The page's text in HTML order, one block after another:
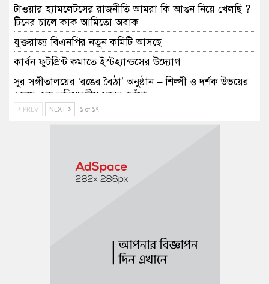
টাওয়ার হ্যামলেটসের রাজনীতি আমরা কি আগুন নিয়ে খেলছি ?
টিনের চালে কাক আমিতো অবাক
যুক্তরাজ্য বিএনপির নতুন কমিটি আসছে
কার্বন ফুটপ্রিন্ট কমাতে ইস্টহ্যান্ডসের উদ্যোগ
​সুর সঙ্গীতালয়ের ‘রঙের বৈঠা’ অনুষ্ঠান – শিল্পী ও দর্শক উভয়ের
হৃদয়ে এক অবিস্মরণীয় সুরের ছোঁয়া
ম্যানচেস্টার শাহজালাল মসজিদের নির্বাচনে আনসার উদ্দিন
PREV NEXT ১ of ১৭